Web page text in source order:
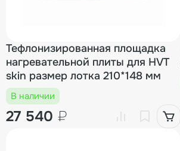
Тефлонизированная площадка
нагревательной плиты для HVT
skin размер лотка 210*148 мм
В наличии
27 540 ₽